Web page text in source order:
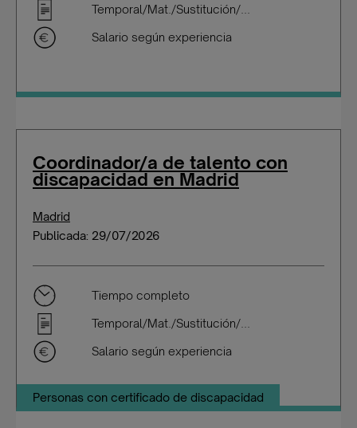
Temporal/Mat./Sustitución/...
Salario según experiencia
Coordinador/a de talento con
discapacidad en Madrid
Madrid
Publicada: 29/07/2026
Tiempo completo
Temporal/Mat./Sustitución/...
Salario según experiencia
Personas con certificado de discapacidad